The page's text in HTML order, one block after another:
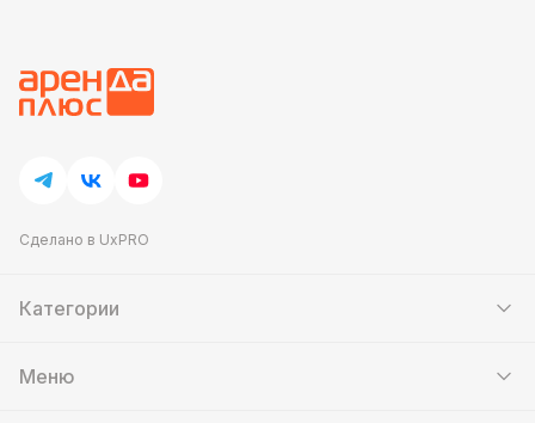
Сделано в UxPRO
Категории
Кейтеринг
Меню